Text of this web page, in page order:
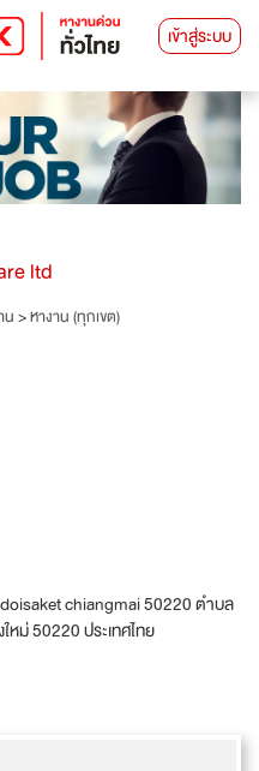
เข้าสู่ระบบ
ltd
น>หางาน (ทุกเขต)
chiangmai 50220 ตำบล
ม่ 50220 ประเทศไทย